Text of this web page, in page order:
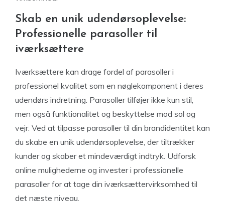
Skab en unik udendørsoplevelse:
Professionelle parasoller til
iværksættere
Iværksættere kan drage fordel af parasoller i
professionel kvalitet som en nøglekomponent i deres
udendørs indretning. Parasoller tilføjer ikke kun stil,
men også funktionalitet og beskyttelse mod sol og
vejr. Ved at tilpasse parasoller til din brandidentitet kan
du skabe en unik udendørsoplevelse, der tiltrækker
kunder og skaber et mindeværdigt indtryk. Udforsk
online mulighederne og invester i professionelle
parasoller for at tage din iværksættervirksomhed til
det næste niveau.